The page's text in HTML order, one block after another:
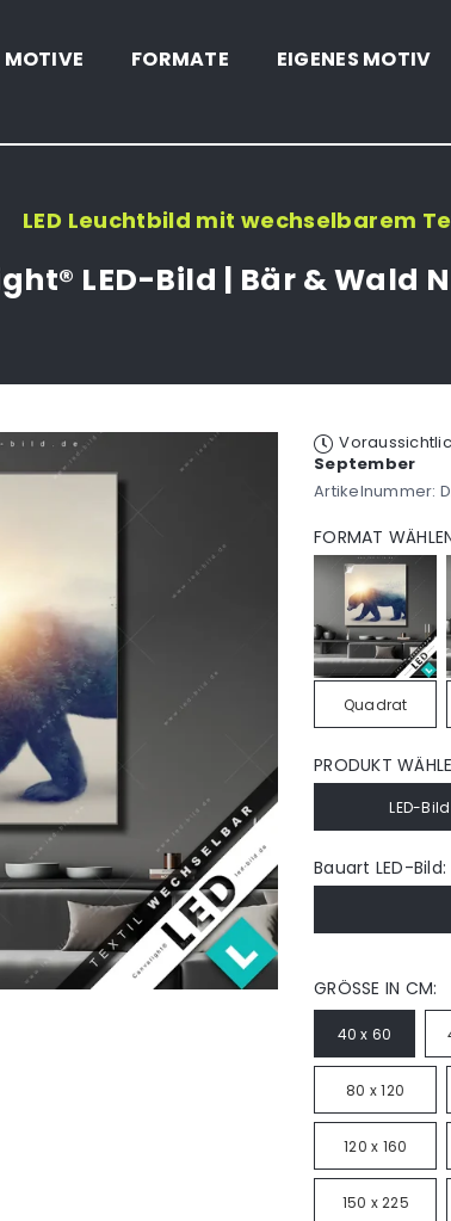
MOTIVE FORMATE EIGENES MOTIV
LED Leuchtbild mit wechselbarem
LED-Bild | Bär & Wald
September
Artikelnummer:
FORMAT
Quadrat
PRODUKT
LED-Bild
Bauart LED-Bild:
GRÖSSE IN CM:
40 x 60
80 x 120
120 x 160
150 x 225